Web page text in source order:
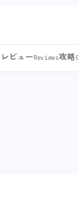
レビューReviews攻略